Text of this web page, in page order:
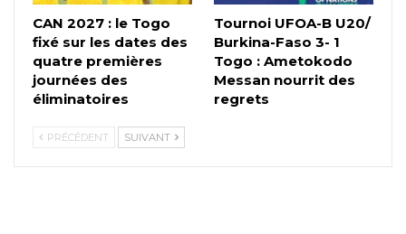
CAN 2027 : le Togo
fixé sur les dates des
quatre premières
journées des
éliminatoires
Tournoi UFOA-B U20/
Burkina-Faso 3- 1
Togo : Ametokodo
Messan nourrit des
regrets
PRÉCÉDENT SUIVANT